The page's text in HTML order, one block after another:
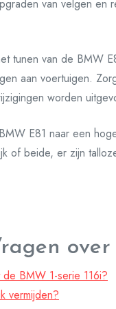
van velgen
tunen van de BMW
aan voertuigen.
worden
E81 naar een
of beide, er zijn
BMW 1-serie 116i?
vermijden?